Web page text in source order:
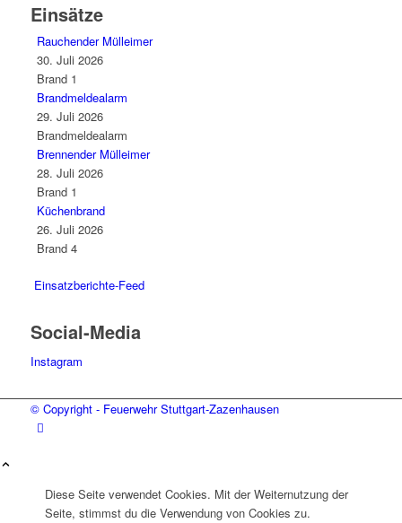
Einsätze
Rauchender Mülleimer
30. Juli 2026
Brand 1
Brandmeldealarm
29. Juli 2026
Brandmeldealarm
Brennender Mülleimer
28. Juli 2026
Brand 1
Küchenbrand
26. Juli 2026
Brand 4
Einsatzberichte-Feed
Social-Media
Instagram
© Copyright - Feuerwehr Stuttgart-Zazenhausen
Diese Seite verwendet Cookies. Mit der Weiternutzung der
Seite, stimmst du die Verwendung von Cookies zu.